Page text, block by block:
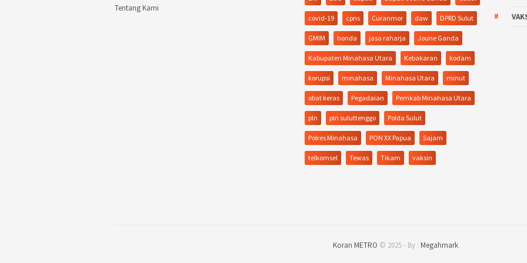
Tentang Kami
covid-19 cpns Curanmor daw DPRD Sulut
GMIM honda jasa raharja Joune Ganda
Kabupaten Minahasa Utara Kebakaran kodam
korupsi minahasa Minahasa Utara minut
obat keras Pegadaian Pemkab Minahasa Utara
pln pln suluttenggo Polda Sulut
Polres Minahasa PON XX Papua Sajam
telkomsel Tewas Tikam vaksin
Koran METRO © 2025 - By : Megahmark